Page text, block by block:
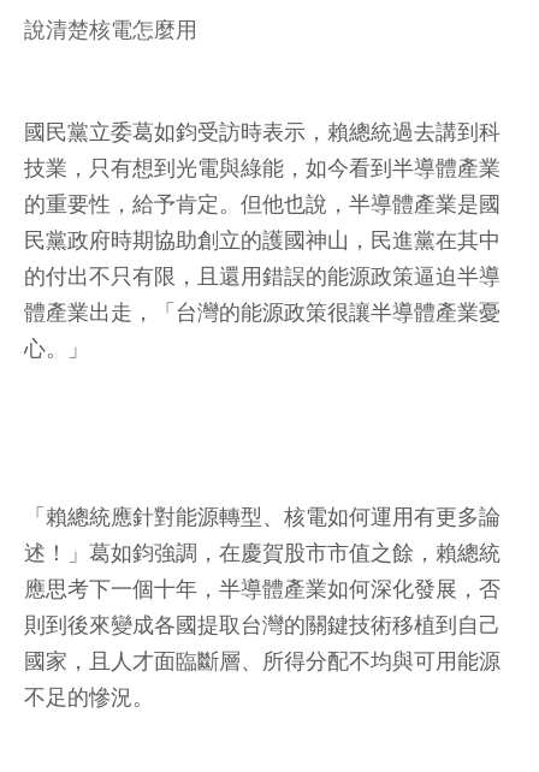
說清楚核電怎麼用
國民黨立委葛如鈞受訪時表示，賴總統過去講到科
技業，只有想到光電與綠能，如今看到半導體產業
的重要性，給予肯定。但他也說，半導體產業是國
民黨政府時期協助創立的護國神山，民進黨在其中
的付出不只有限，且還用錯誤的能源政策逼迫半導
體產業出走，「台灣的能源政策很讓半導體產業憂
心。」
「賴總統應針對能源轉型、核電如何運用有更多論
述！」葛如鈞強調，在慶賀股市市值之餘，賴總統
應思考下一個十年，半導體產業如何深化發展，否
則到後來變成各國提取台灣的關鍵技術移植到自己
國家，且人才面臨斷層、所得分配不均與可用能源
不足的慘況。